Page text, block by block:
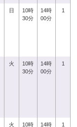
日
10時
30分
14時
00分
1
火
10時
30分
14時
00分
1
火
10時
14時
1